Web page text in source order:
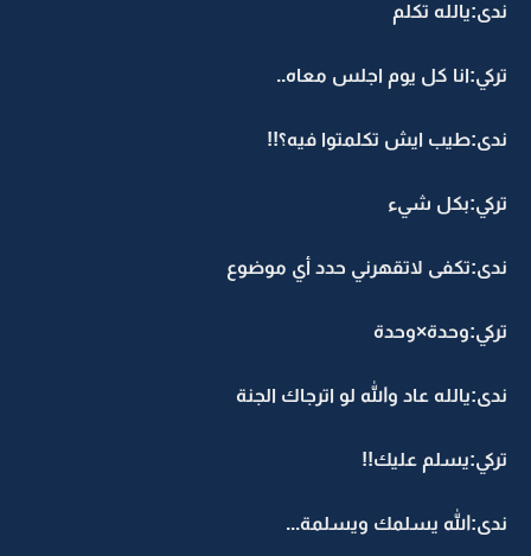
ندى:يالله تكلم
تركي:انا كل يوم اجلس معاه..
ندى:طيب ايش تكلمتوا فيه؟!!
تركي:بكل شيء
ندى:تكفى لاتقهرني حدد أي موضوع
تركي:وحدة×وحدة
ندى:يالله عاد والله لو اترجاك الجنة
تركي:يسلم عليك!!
ندى:الله يسلمك ويسلمة...